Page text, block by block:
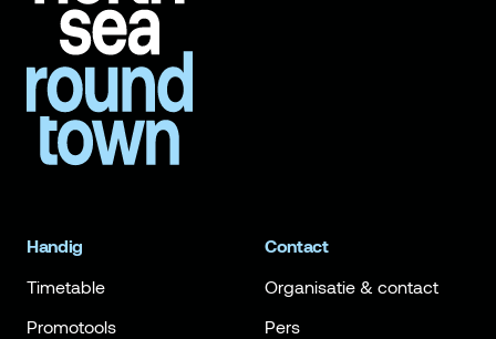
Handig
Timetable
Promotools
Contact
Organisatie & contact
Pers